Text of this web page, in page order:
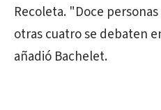
Recoleta. "Doce
otras cuatro se debaten
añadió Bachelet.